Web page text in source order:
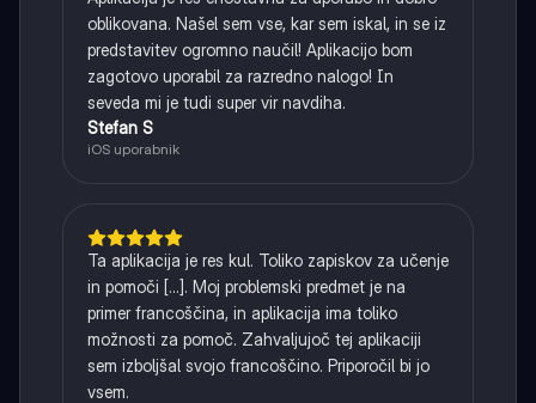
oblikovana. Našel sem vse, kar sem iskal, in se iz
predstavitev ogromno naučil! Aplikacijo bom
zagotovo uporabil za razredno nalogo! In
seveda mi je tudi super vir navdiha.
Stefan S
iOS uporabnik
Ta aplikacija je res kul. Toliko zapiskov za učenje
in pomoči [...]. Moj problemski predmet je na
primer francoščina, in aplikacija ima toliko
možnosti za pomoč. Zahvaljujoč tej aplikaciji
sem izboljšal svojo francoščino. Priporočil bi jo
vsem.